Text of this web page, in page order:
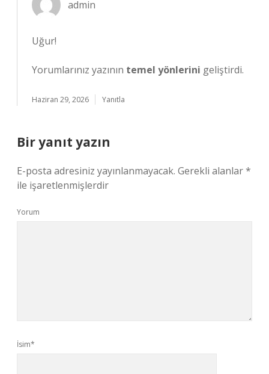
admin
Uğur!
Yorumlarınız yazının temel yönlerini geliştirdi.
Haziran 29, 2026 Yanıtla
Bir yanıt yazın
E-posta adresiniz yayınlanmayacak. Gerekli alanlar*
ile işaretlenmişlerdir
Yorum
İsim*